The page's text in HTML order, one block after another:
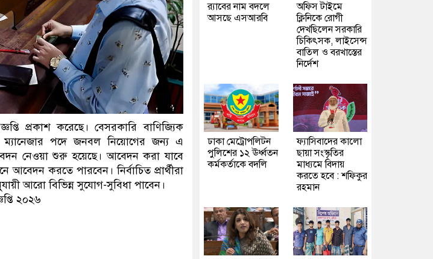
প্রকাশ করেছে। বেসরকারি বাণিজ্যিক
ম্যানেজার পদে জনবল নিয়োগের জন্য এ
নেওয়া শুরু হয়েছে। আবেদন করা যাবে
আবেদন করতে পারবেন। নির্বাচিত প্রার্থীরা
আরো বিভিন্ন সুযোগ-সুবিধা পাবেন।
২০২৬
র‍্যাবের নাম বদলে
আসছে এসআরবি
অফিস টাইমে
ক্লিনিকে রোগী
দেখছিলেন সরকারি
চিকিৎসক, লাইসেন্স
বাতিল ও বরখাস্তের
নির্দেশ
ঢাকা মেট্রোপলিটন
পুলিশের ১২ ঊর্ধ্বতন
কর্মকর্তাকে বদলি
ফ্যাসিবাদের কালো
ছায়া সংস্কৃতির
মাধ্যমে বিদায়
করতে হবে : শফিকুর
রহমান